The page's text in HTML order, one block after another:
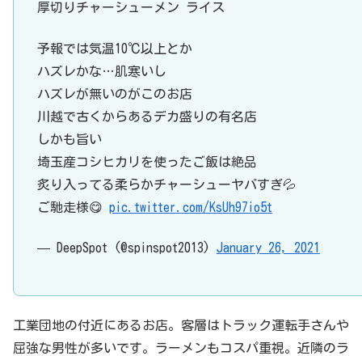
厚切りチャーシューメン ライス
予報では気温10℃以上とか
ハズレかな…肌寒いし
ハズレが無いのがこのお店
川越で古くからあるデカ盛りの有名店
しかも旨い
埼玉産コシヒカリを使ったご飯は絶品
炙り入ってる柔らかチャーシューヤバすぎ💦
ご馳走様😋 pic.twitter.com/KsUh97io5t
— DeepSpot (@spinspot2013) January 26, 2021
工業団地の付近にあるお店。客層はトラック運転手さんや
屈強な男性が多いです。ラーメンもコスパ重視。近隣のラ